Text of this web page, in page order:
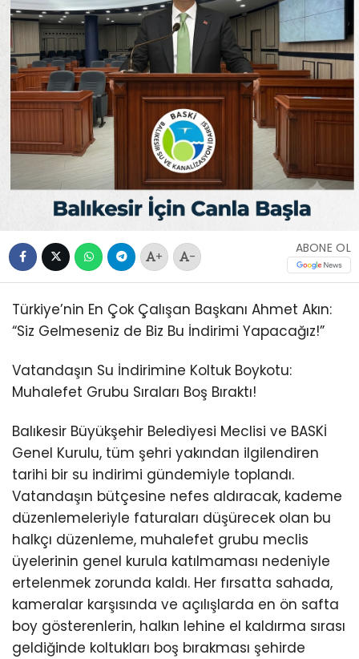
+ -
ABONE OL
Türkiye’nin En Çok Çalışan Başkanı Ahmet Akın:
“Siz Gelmeseniz de Biz Bu İndirimi Yapacağız!”
Vatandaşın Su İndirimine Koltuk Boykotu:
Muhalefet Grubu Sıraları Boş Bıraktı!
Balıkesir Büyükşehir Belediyesi Meclisi ve BASKİ
Genel Kurulu, tüm şehri yakından ilgilendiren
tarihi bir su indirimi gündemiyle toplandı.
Vatandaşın bütçesine nefes aldıracak, kademe
düzenlemeleriyle faturaları düşürecek olan bu
halkçı düzenleme, muhalefet grubu meclis
üyelerinin genel kurula katılmaması nedeniyle
ertelenmek zorunda kaldı. Her fırsatta sahada,
kameralar karşısında ve açılışlarda en ön safta
boy gösterenlerin, halkın lehine el kaldırma sırası
geldiğinde koltukları boş bırakması şehirde